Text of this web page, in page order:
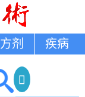
方剂 疾病